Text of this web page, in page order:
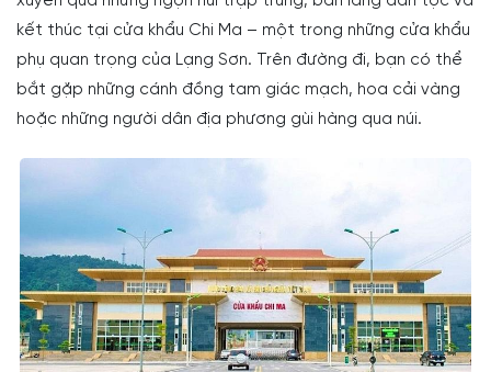
kết thúc tại cửa khẩu Chi Ma – một trong những cửa khẩu
phụ quan trọng của Lạng Sơn. Trên đường đi, bạn có thể
bắt gặp những cánh đồng tam giác mạch, hoa cải vàng
hoặc những người dân địa phương gùi hàng qua núi.